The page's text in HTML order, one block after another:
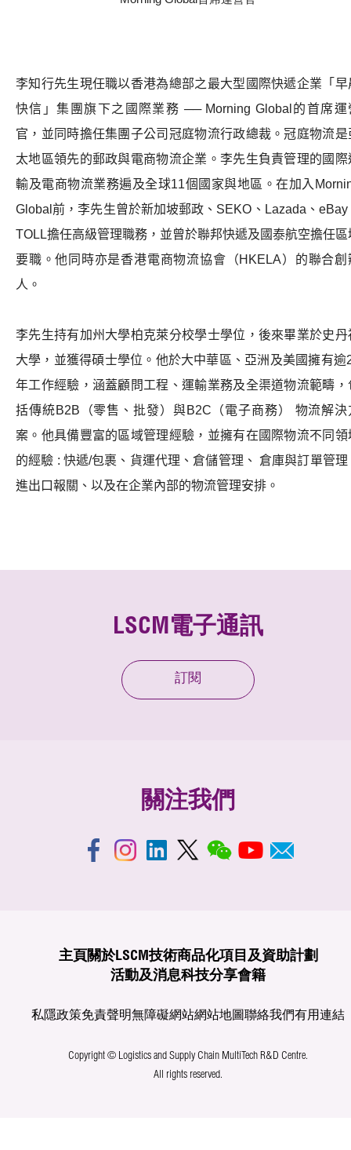
李知行先生現任職以香港為總部之最大型國際快遞企業「早
快信」集團旗下之國際業務 ── Morning Global 的首席運
官，並同時擔任集團子公司冠庭物流行政總裁 。冠庭物流是
太地區領先的郵政與電商物流企業。李先生負責管理的國際
輸及電商物流業務遍及全球11個國家與地區。在加入
Global 前，李先生曾於新加坡郵政、 SEKO 、 Lazada 、 eBay
TOLL擔任高級管理職務，並曾於聯邦快遞及國泰航空擔任區
要職。他同時亦是香港電商物流協會（HKELA）的聯合創
人。
李先生持有加州大學柏克萊分校學士學位，後來畢業於史丹
大學，並獲得碩士學位。他於大中華區、亞洲及美國擁有逾
年工作經驗， 涵蓋顧問工程、運輸業務及全渠道物流範疇
括傳統B2B （零售、批發）與B2C （電子商務）
物流解決
案。他具備豐富的區域管理經驗，並擁有在國際物流不同領
的經驗 : 快遞/包裹、貨運代理、倉儲管理、 倉庫與訂單管理
進出口報關、以及在企業內部的物流管理安排。
LSCM電子通訊
訂閱
關注我們
主頁 關於LSCM技術商品化項目及資助計劃
活動及消息科技分享會籍
私隱政策免責聲明無障礙網站網站地圖聯絡我們有用連結
Copyright © Logistics and Supply Chain MultiTech R&D Centre.
All rights reserved.